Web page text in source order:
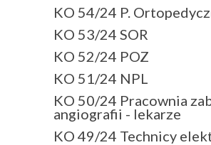
KO 54/24 P.
KO 53/24 SOR
KO 52/24 POZ
KO 51/24 NPL
KO 50/24 Pracownia
angiografii - lekarze
KO 49/24 Technicy